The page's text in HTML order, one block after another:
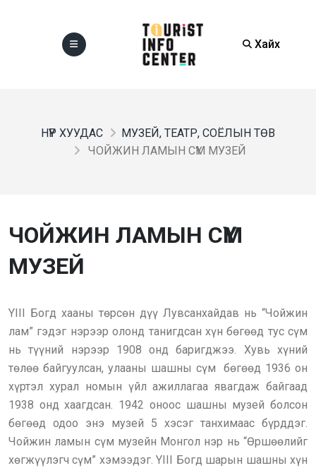
Хайх
НҮҮР ХУУДАС
МУЗЕЙ, ТЕАТР, СОЁЛЫН ТӨВ
ЧОЙЖИН ЛАМЫН СҮМ МУЗЕЙ
ЧОЙЖИН ЛАМЫН СҮМ
МУЗЕЙ
YIII Богд хааны төрсөн дүү Лувсанхайдав нь “Чойжин
лам” гэдэг нэрээр олонд танигдсан хүн бөгөөд тус сүм
нь түүний нэрээр 1908 онд баригджээ. Хувь хүний
төлөө байгуулсан, улааны шашны сүм бөгөөд 1936 он
хүртэл хурал номын үйл ажиллагаа явагдаж байгаад
1938 онд хаагдсан. 1942 оноос шашны музей болсон
бөгөөд одоо энэ музей 5 хэсэг танхимаас бүрддэг.
Чойжин ламын сүм музейн Монгол нэр нь “Өршөөлийг
хөгжүүлэгч сүм” хэмээдэг. YIII Богд шарын шашны хүн